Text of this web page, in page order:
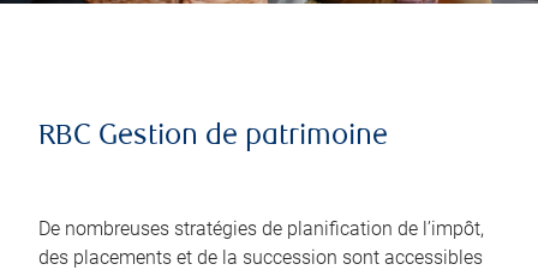
RBC Gestion de patrimoine
De nombreuses stratégies de planification de l’impôt,
des placements et de la succession sont accessibles